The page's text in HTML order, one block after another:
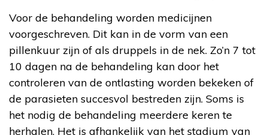
Voor de behandeling worden medicijnen
voorgeschreven. Dit kan in de vorm van een
pillenkuur zijn of als druppels in de nek. Zo’n 7 tot
10 dagen na de behandeling kan door het
controleren van de ontlasting worden bekeken of
de parasieten succesvol bestreden zijn. Soms is
het nodig de behandeling meerdere keren te
herhalen. Het is afhankelijk van het stadium van